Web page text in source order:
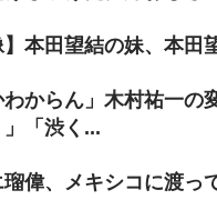
】本田望結の妹、本田
わからん」木村祐一
「渋く...
瑠偉、メキシコに渡っ